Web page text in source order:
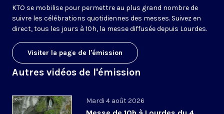
KTO se mobilise pour permettre au plus grand nombre de
suivre les célébrations quotidiennes des messes. Suivez en
direct, tous les jours à 10h, la messe diffusée depuis Lourdes.
Visiter la page de l'émission
Autres vidéos de l'émission
Mardi 4 août 2026